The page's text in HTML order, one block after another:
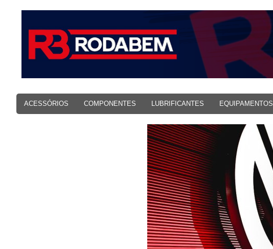
ACESSÓRIOS COMPONENTES LUBRIFICANTES EQUIPAMENTOS